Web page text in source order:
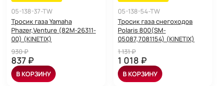
05-138-37-TW
Тросик газа Yamaha
Phazer,Venture (82M-26311-
00) (KINETIX)
930 ₽
837 ₽
В КОРЗИНУ
05-138-54-TW
Тросик газа снегоходов
Polaris 800(SM-
05087,7081154) (KINETIX)
1 131 ₽
1 018 ₽
В КОРЗИНУ